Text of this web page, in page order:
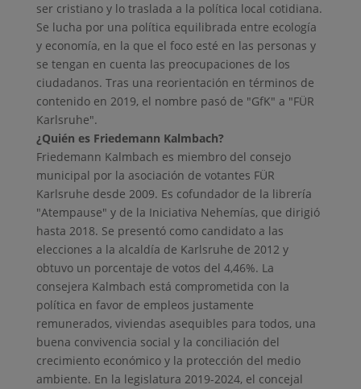
ser cristiano y lo traslada a la política local cotidiana.
Se lucha por una política equilibrada entre ecología
y economía, en la que el foco esté en las personas y
se tengan en cuenta las preocupaciones de los
ciudadanos. Tras una reorientación en términos de
contenido en 2019, el nombre pasó de "GfK" a "FÜR
Karlsruhe".
¿Quién es Friedemann Kalmbach?
Friedemann Kalmbach es miembro del consejo
municipal por la asociación de votantes FÜR
Karlsruhe desde 2009. Es cofundador de la librería
"Atempause" y de la Iniciativa Nehemías, que dirigió
hasta 2018. Se presentó como candidato a las
elecciones a la alcaldía de Karlsruhe de 2012 y
obtuvo un porcentaje de votos del 4,46%. La
consejera Kalmbach está comprometida con la
política en favor de empleos justamente
remunerados, viviendas asequibles para todos, una
buena convivencia social y la conciliación del
crecimiento económico y la protección del medio
ambiente. En la legislatura 2019-2024, el concejal